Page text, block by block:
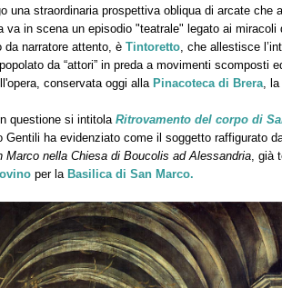
una straordinaria prospettiva obliqua di arcate che
va in scena un episodio "teatrale" legato ai
da narratore attento, è Tintoretto, che allestisce
da “attori” in preda a movimenti scomposti
conservata oggi alla Pinacoteca di Brera, la
questione si intitola Ritrovamento del corpo di
Gentili ha evidenziato come il soggetto raffigurato
Marco nella Chiesa di Boucolis ad Alessandria, già
per la Basilica di San Marco.